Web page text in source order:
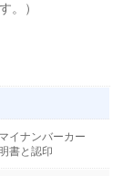
。）
イナンバーカー
書と認印